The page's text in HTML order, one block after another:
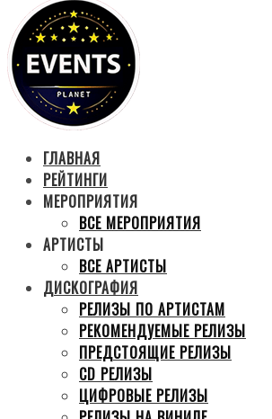
ГЛАВНАЯ
РЕЙТИНГИ
МЕРОПРИЯТИЯ
ВСЕ МЕРОПРИЯТИЯ
АРТИСТЫ
ВСЕ АРТИСТЫ
ДИСКОГРАФИЯ
РЕЛИЗЫ ПО АРТИСТАМ
РЕКОМЕНДУЕМЫЕ РЕЛИЗЫ
ПРЕДСТОЯЩИЕ РЕЛИЗЫ
CD РЕЛИЗЫ
ЦИФРОВЫЕ РЕЛИЗЫ